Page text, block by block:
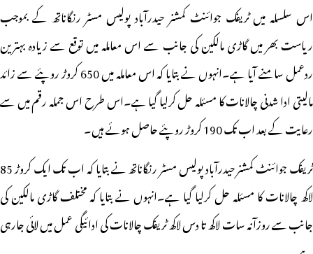
اس سلسلہ میں ٹریفک جوائنٹ کمشنر حیدرآباد پولیس مسٹر رنگاناتھ کے بموجب
ریاست بھر میں گاڑی مالکین کی جانب سے اس معاملہ میں توقع سے زیادہ بہترین
ردعمل سامنے آیا ہے۔انہوں نے بتایا کہ اس معاملہ میں 650 کروڑ روپئے سے زائد
مالیتی ادا شدنی چالانات کا مسئلہ حل کرلیا گیا ہے۔اس طرح اس جملہ رقم میں سے
رعایت کے بعد اب تک 190 کروڑ روپئے حاصل ہوئے ہیں۔
ٹریفک جوائنٹ کمشنر حیدرآباد پولیس مسٹر رنگاناتھ نے بتایا کہ اب تک ایک کروڑ 85
لاکھ چالانات کا مسئلہ حل کرلیا گیا ہے۔انہوں نے بتایا کہ مختلف گاڑی مالکین کی
جانب سے روزآنہ سات لاکھ تا دس لاکھ ٹریفک چالانات کی ادائیگی عمل میں لائی جارہی